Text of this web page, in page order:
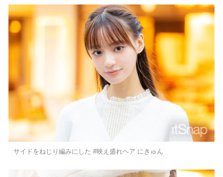
サイドをねじり編みにした #映え盛れヘア にきゅん